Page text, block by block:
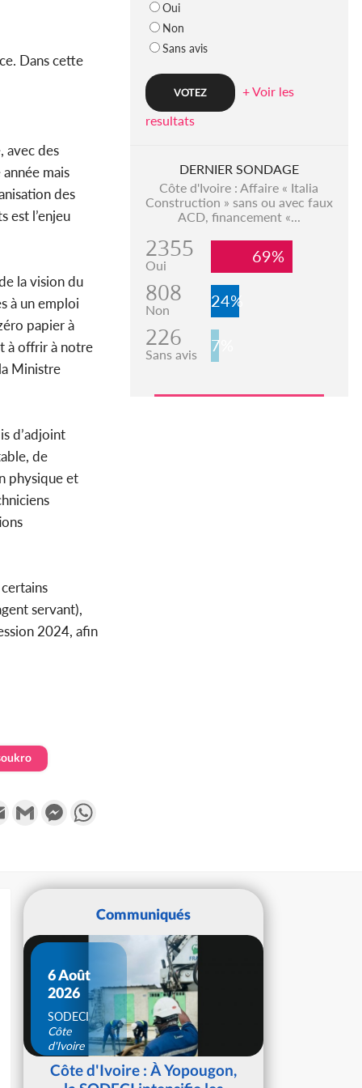
Dans cette
avec des
mais
des
est l’enjeu
la vision du
à un emploi
papier à
à offrir à notre
Ministre
d’adjoint
de
physique et
servant),
2024, afin
Email Gmail Messenger
Oui
Non
Sans avis
+ Voir les
resultats
DERNIER SONDAGE
Côte d'Ivoire : Affaire « Italia
Construction » sans ou avec faux
ACD, financement «...
2355
Oui 69%
808
Non 24%
226
Sans avis 7%
Communiqués
6 Août
2026
SODECI
Côte
d'Ivoire
Côte d'Ivoire : À Yopougon,